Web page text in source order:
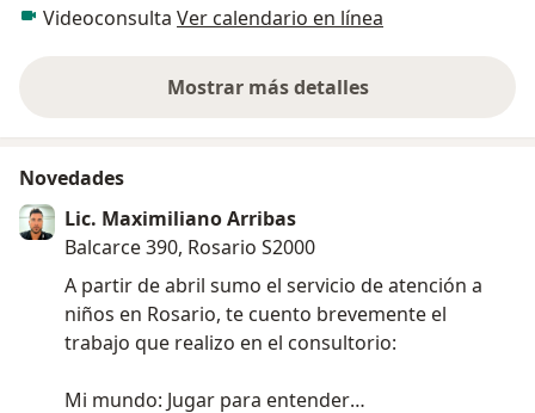
Videoconsulta Ver calendario en línea
Mostrar más detalles
sobre la experiencia
Novedades
Lic. Maximiliano Arribas
Balcarce 390, Rosario S2000
A partir de abril sumo el servicio de atención a
niños en Rosario, te cuento brevemente el
trabajo que realizo en el consultorio:
Mi mundo: Jugar para entender